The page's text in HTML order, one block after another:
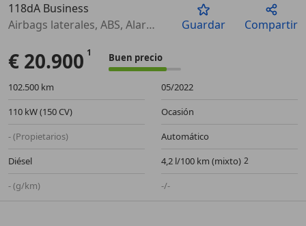
Anterior
118dA Business
Airbags laterales, ABS, Alarma, ESP, Elevalunas eléctrico, Aire Acondicionado, Sensor de lluvia, Bluetooth
Guardar Compartir
€ 20.900 Buen precio
102.500 km
05/2022
110 kW (150 CV)
Ocasión
- (Propietarios)
Automático
Diésel
4,2 l/100 km (mixto)
- (g/km)
-/-